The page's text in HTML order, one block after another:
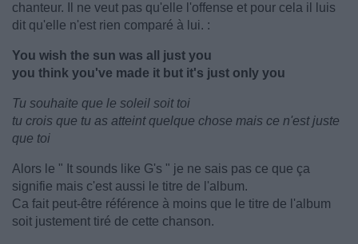
chanteur. Il ne veut pas qu'elle l'offense et pour cela il luis
dit qu'elle n'est rien comparé à lui. :
You wish the sun was all just you
you think you've made it but it's just only you
Tu souhaite que le soleil soit toi
tu crois que tu as atteint quelque chose mais ce n'est juste
que toi
Alors le " It sounds like G's " je ne sais pas ce que ça
signifie mais c'est aussi le titre de l'album.
Ca fait peut-être référence à moins que le titre de l'album
soit justement tiré de cette chanson.